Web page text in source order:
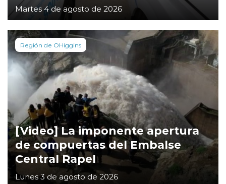
Martes 4 de agosto de 2026
Región de OHiggins
[Video] La imponente apertura
de compuertas del Embalse
Central Rapel
Lunes 3 de agosto de 2026